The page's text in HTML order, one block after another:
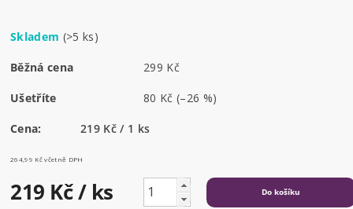
Skladem (>5 ks)
Běžná cena 299 Kč
Ušetříte 80 Kč(–26 %)
Cena: 219 Kč / 1 ks
264,99 Kč včetně DPH
219 Kč/ ks